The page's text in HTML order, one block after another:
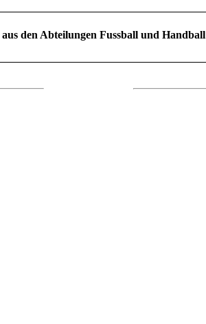
aus den Abteilungen Fussball und Handball